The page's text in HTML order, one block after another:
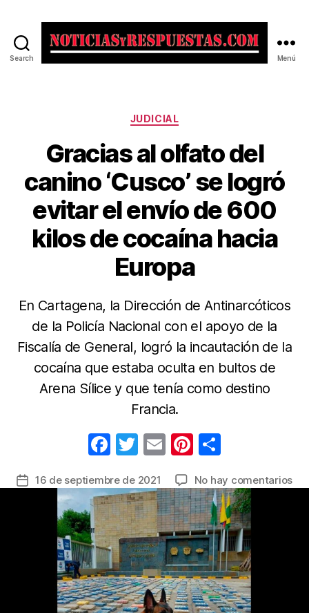
Search Menú
Categorías
JUDICIAL
Gracias al olfato del
canino ‘Cusco’ se logró
evitar el envío de 600
kilos de cocaína hacia
Europa
En Cartagena, la Dirección de Antinarcóticos
de la Policía Nacional con el apoyo de la
Fiscalía de General, logró la incautación de la
cocaína que estaba oculta en bultos de
Arena Sílice y que tenía como destino
Francia.
F
c
e
b
o
o
k
T
itt
er
E
ail
Pi
er
e
st
m
p
ar
tir
Fecha
entrada
16 de septiembre de 2021 No hay comentariosen